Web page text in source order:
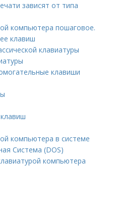
зависят от типа
компьютера пошаговое.
клавиш
клавиатуры
клавиши
компьютера в системе
Система (DOS)
компьютера